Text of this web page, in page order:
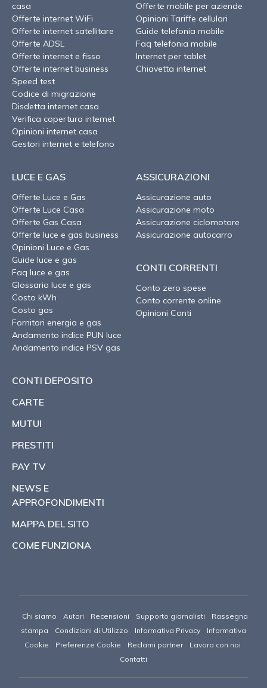
casa
Offerte internet WiFi
Offerte internet satellitare
Offerte ADSL
Offerte internet e fisso
Offerte internet business
Speed test
Codice di migrazione
Disdetta internet casa
Verifica copertura internet
Opinioni internet casa
Gestori internet e telefono
Offerte mobile per aziende
Opinioni Tariffe cellulari
Guide telefonia mobile
Faq telefonia mobile
Internet per tablet
Chiavetta internet
LUCE E GAS
Offerte Luce e Gas
Offerte Luce Casa
Offerte Gas Casa
Offerte luce e gas business
Opinioni Luce e Gas
Guide luce e gas
Faq luce e gas
Glossario luce e gas
Costo kWh
Costo gas
Fornitori energia e gas
Andamento indice PUN luce
Andamento indice PSV gas
ASSICURAZIONI
Assicurazione auto
Assicurazione moto
Assicurazione ciclomotore
Assicurazione autocarro
CONTI CORRENTI
Conto zero spese
Conto corrente online
Opinioni Conti
CONTI DEPOSITO
CARTE
MUTUI
PRESTITI
PAY TV
NEWS E
APPROFONDIMENTI
MAPPA DEL SITO
COME FUNZIONA
Chi siamo Autori Recensioni Supporto giornalisti
Rassegna
stampa
Condizioni di Utilizzo Informativa Privacy
Informativa
Cookie
Preferenze Cookie Reclami partner
Lavora con noi
Contatti